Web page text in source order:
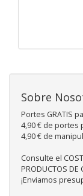
Sobre
Portes GRATIS
4,90 € de portes
4,90 € de
Consulte el
PRODUCTOS DE
¡Enviamos